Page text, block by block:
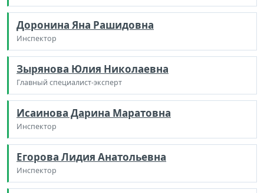
Доронина Яна Рашидовна
Инспектор
Зырянова Юлия Николаевна
Главный специалист-эксперт
Исаинова Дарина Маратовна
Инспектор
Егорова Лидия Анатольевна
Инспектор